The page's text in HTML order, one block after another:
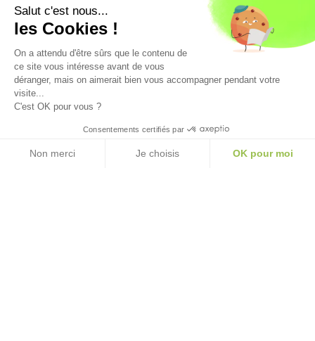
Avec le soutien financier de
Mentions légales politique de confidentialité CGV CGU
Salut c'est nous...
les Cookies !
On a attendu d'être sûrs que le contenu de
ce site vous intéresse avant de vous
déranger, mais on aimerait bien vous accompagner pendant votre
visite...
C'est OK pour vous ?
Consentements certifiés par
Non merci Je choisis OK pour moi